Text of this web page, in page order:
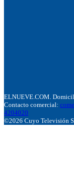
ELNUEVE.COM.
Contacto comercial:
4204020
©2026 Cuyo Televisión